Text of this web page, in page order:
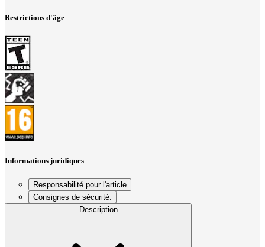
Restrictions d'âge
Informations juridiques
Responsabilité pour l'article
Consignes de sécurité.
Description